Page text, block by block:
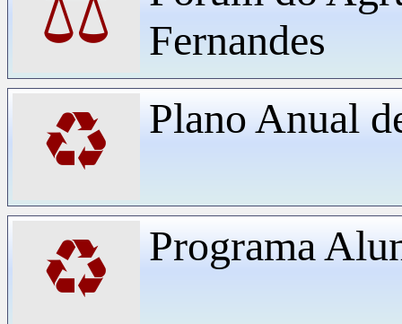
Fernandes
♻ Plano Anual
♻ Programa